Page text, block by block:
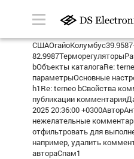
bОбъекты каталогаRe:
параметрыОсновные
h1Re: terneo bСвойства
публикации
2025 20:36:00
нежелательные
отфильтровать для
например, удалить
автораСпам1